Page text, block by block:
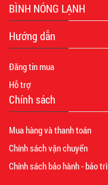
BÌNH NÓNG LẠNH
Hướng dẫn
Đăng tin mua
Hỗ trợ
Chính sách
Mua hàng và thanh toán
Chính sách vận chuyển
Chính sách bảo hành - bảo trì